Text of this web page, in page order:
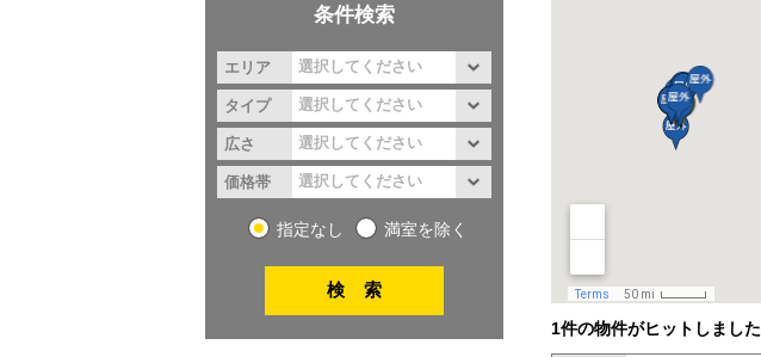
1件の物件がヒットしました
条件検索
エリア
タイプ
広さ
価格帯
指定なし 満室を除く